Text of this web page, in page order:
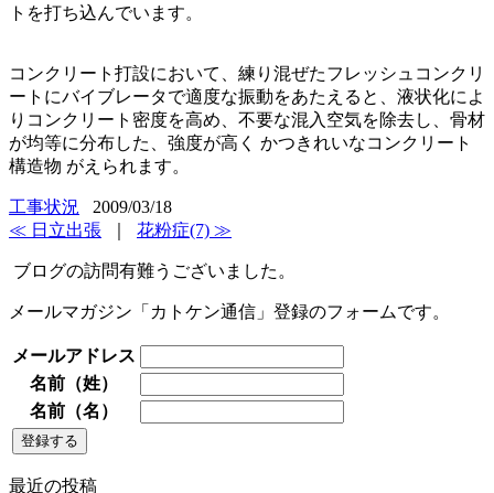
トを打ち込んでいます。
コンクリート打設において、練り混ぜたフレッシュコンクリ
ートにバイブレータで適度な振動をあたえると、液状化によ
りコンクリート密度を高め、不要な混入空気を除去し、骨材
が均等に分布した、強度が高く かつきれいなコンクリート
構造物 がえられます。
工事状況 2009/03/18
≪ 日立出張
花粉症(7) ≫
ブログの訪問有難うございました。
メールマガジン「カトケン通信」登録のフォームです。
メールアドレス
名前（姓）
名前（名）
最近の投稿